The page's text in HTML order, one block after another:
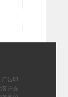
广告印
客户提